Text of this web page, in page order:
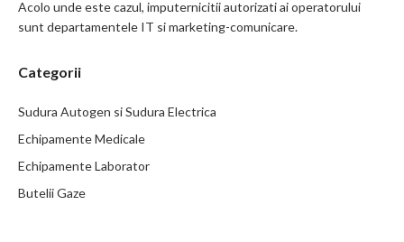
Acolo unde este cazul, imputernicitii autorizati ai operatorului
sunt departamentele IT si marketing-comunicare.
Categorii
Sudura Autogen si Sudura Electrica
Echipamente Medicale
Echipamente Laborator
Butelii Gaze